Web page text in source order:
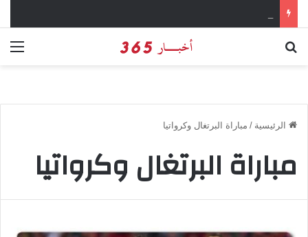
الرئيسية / مباراة البرتغال وكرواتيا
مباراة البرتغال وكرواتيا